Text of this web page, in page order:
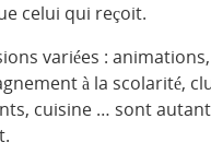
celui qui reçoit.
variées : animations,
à la scolarité,
cuisine … sont